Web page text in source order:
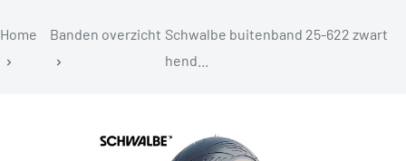
Home Banden overzicht Schwalbe buitenband 25-622 zwart
hend...